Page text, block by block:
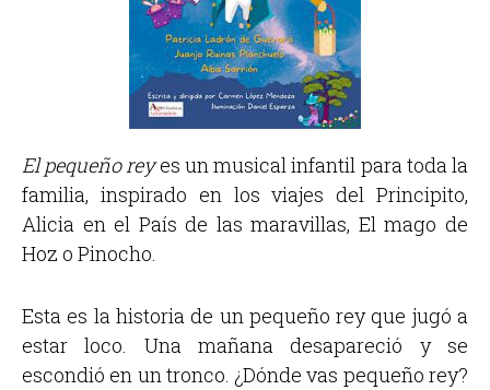
El pequeño reyes un musical infantil para toda la
familia, inspirado en los viajes del Principito,
Alicia en el País de las maravillas, El mago de
Hoz o Pinocho.
Esta es la historia de un pequeño rey que jugó a
estar loco. Una mañana desapareció y se
escondió en un tronco. ¿Dónde vas pequeño rey?